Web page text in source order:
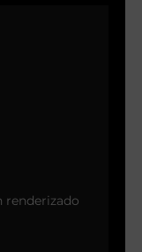
renderizado